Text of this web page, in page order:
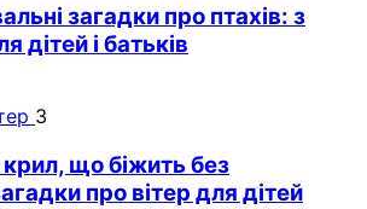
загадки про птахів: з
дітей і батьків
3
що біжить без
про вітер для дітей